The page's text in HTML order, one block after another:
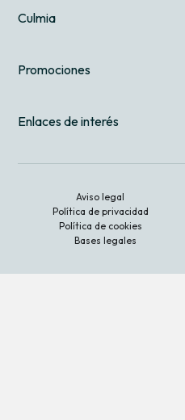
Culmia
Promociones
Enlaces de interés
Aviso legal
Política de privacidad
Política de cookies
Bases legales